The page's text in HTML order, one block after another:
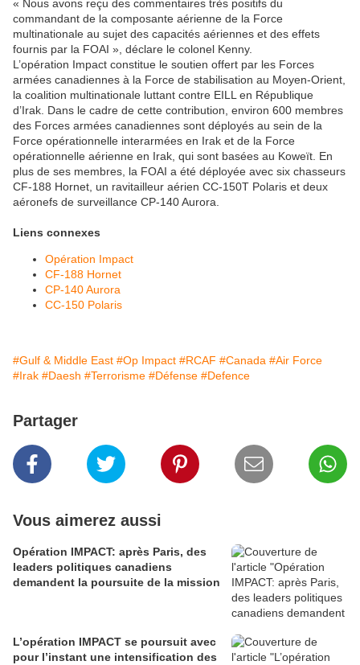
« Nous avons reçu des commentaires très positifs du
commandant de la composante aérienne de la Force
multinationale au sujet des capacités aériennes et des effets
fournis par la FOAI », déclare le colonel Kenny.
L’opération Impact constitue le soutien offert par les Forces
armées canadiennes à la Force de stabilisation au Moyen-Orient,
la coalition multinationale luttant contre EILL en République
d’Irak. Dans le cadre de cette contribution, environ 600 membres
des Forces armées canadiennes sont déployés au sein de la
Force opérationnelle interarmées en Irak et de la Force
opérationnelle aérienne en Irak, qui sont basées au Koweït. En
plus de ses membres, la FOAI a été déployée avec six chasseurs
CF-188 Hornet, un ravitailleur aérien CC-150T Polaris et deux
aéronefs de surveillance CP-140 Aurora.
Liens connexes
Opération Impact
CF-188 Hornet
CP-140 Aurora
CC-150 Polaris
#Gulf & Middle East #Op Impact #RCAF #Canada #Air Force
#Irak #Daesh #Terrorisme #Défense #Defence
Partager
Vous aimerez aussi
Opération IMPACT: après Paris, des
leaders politiques canadiens
demandent la poursuite de la mission
L’opération IMPACT se poursuit avec
pour l’instant une intensification des